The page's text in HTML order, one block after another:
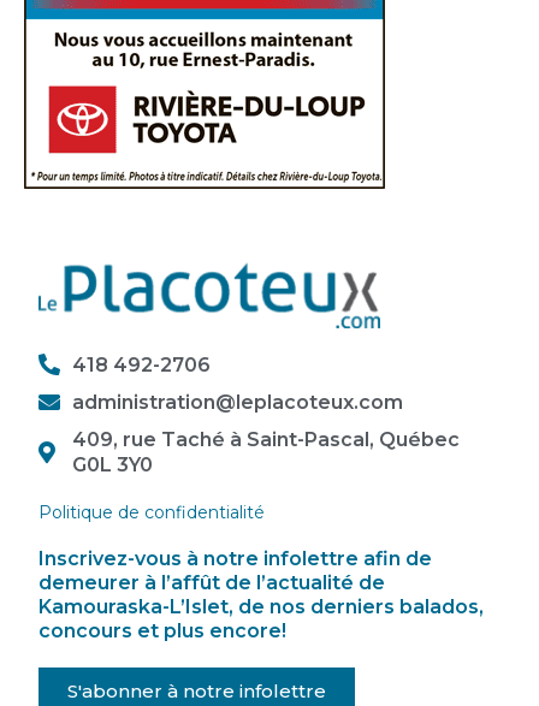
418 492-2706
administration@leplacoteux.com
409, rue Taché à Saint-Pascal, Québec
G0L 3Y0
Politique de confidentialité
Inscrivez-vous à notre infolettre afin de
demeurer à l’affût de l’actualité de
Kamouraska-L’Islet, de nos derniers balados,
concours et plus encore!
S'abonner à notre infolettre